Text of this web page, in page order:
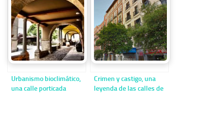
Urbanismo bioclimático,
una calle porticada
Crimen y castigo, una
leyenda de las calles de